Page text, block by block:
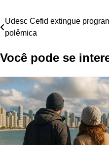
Navegação
de
Post
Udesc Cefid extingue
polêmica
Você pode se